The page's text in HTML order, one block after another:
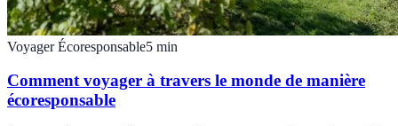
Voyager Écoresponsable5 min
Comment voyager à travers le monde de manière
écoresponsable